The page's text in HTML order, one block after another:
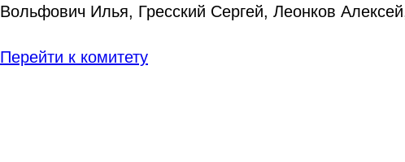
Вольфович Илья, Гресский Сергей, Леонков
Перейти к комитету